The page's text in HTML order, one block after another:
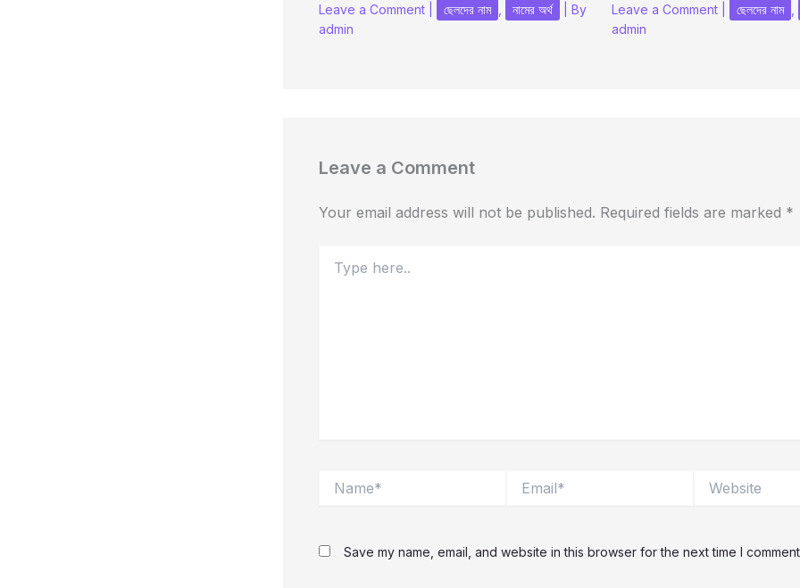
Leave a Comment ছেলদের নাম নামের অর্থ
| By
admin
Leave a Comment ছেলদের নাম
admin
Leave a Comment
Your email address will not be published. Required fields are marked *
here..
Save my name, email, and website in this browser for the next time I